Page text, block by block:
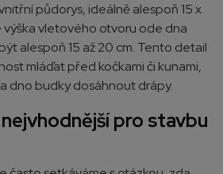
půdorys, ideálně alespoň 15 x
výška vletového otvoru ode dna
alespoň 15 až 20 cm. Tento detail
mláďat před kočkami či kunami,
dno budky dosáhnout drápy.
pro stavbu